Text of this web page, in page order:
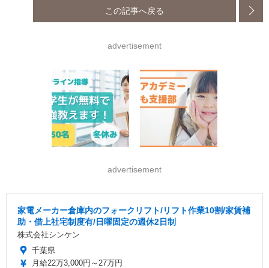
この記事へ戻る
advertisement
advertisement
家電メーカー倉庫内のフォークリフト/リフト作業10割/家賃補
助・借上社宅制度有/日曜固定の週休2日制
株式会社シンケン
千葉県
月給22万3,000円～27万円